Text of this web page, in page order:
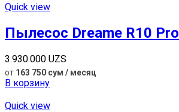
Quick view
Пылесос Dreame R10 Pro
3.930.000 UZS
от 163 750 сум / месяц
В корзину
Quick view